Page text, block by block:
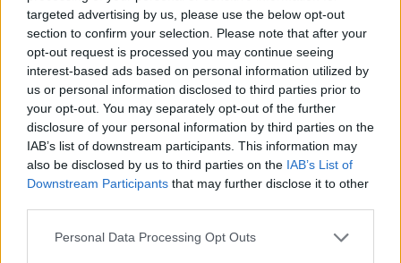
targeted advertising by us, please use the below opt-out
section to confirm your selection. Please note that after your
opt-out request is processed you may continue seeing
interest-based ads based on personal information utilized by
us or personal information disclosed to third parties prior to
your opt-out. You may separately opt-out of the further
disclosure of your personal information by third parties on the
IAB’s list of downstream participants. This information may
also be disclosed by us to third parties on the IAB’s List of
Downstream Participants that may further disclose it to other
Personal Data Processing Opt Outs
Βήμα 3 - Θα πρέπει να επιλέξετε 3
απο τα 5
Πορτοκαλί
περιτύλιγμα
Νόρι
Κόκκινο
περιτύλιγμα
Νόρι
Μωβ
περιτύλιγμα
Νόρι
Καφέ
περιτύλιγμα
Νόρι
Λυκίσκος
5 κόλλες
65 Μανόλια
5 κόλλες
του αγρού
5 κόλλες
5 μετάξι
5 κόλλες
75
44 κεραμικά